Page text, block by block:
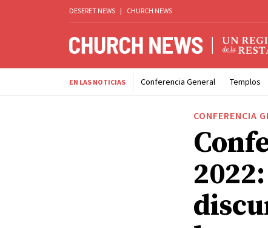
DESERET NEWS | CHURCH NEWS
EN LAS NOTICIAS Conferencia General Templos
CONFERENCIA